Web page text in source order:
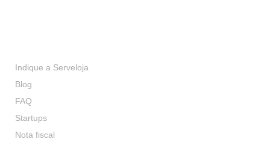
Indique a Serveloja
Blog
FAQ
Startups
Nota fiscal